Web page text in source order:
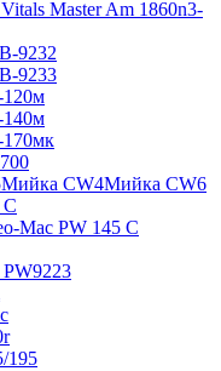
Master Am 1860n3-
9232
9233
Мийка CW4Мийка CW6
Mac PW 145 C
195